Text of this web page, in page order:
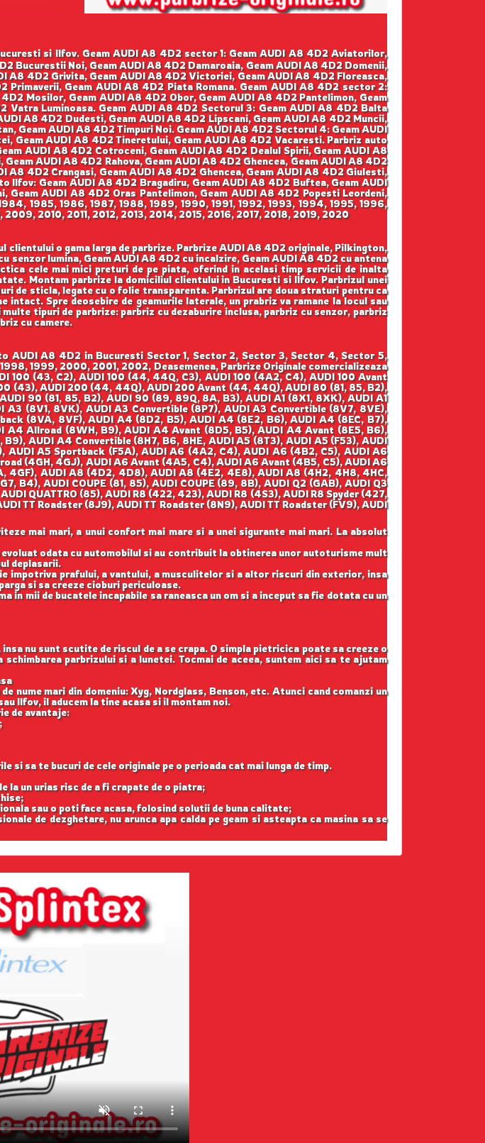
si Ilfov. Geam AUDI A8 4D2 sector 1: Geam AUDI A8 4D2 Aviatorilor,
Bucurestii Noi, Geam AUDI A8 4D2 Damaroaia, Geam AUDI A8 4D2 Domenii,
A8 4D2 Grivita, Geam AUDI A8 4D2 Victoriei, Geam AUDI A8 4D2 Floreasca,
Primaverii, Geam AUDI A8 4D2 Piata Romana. Geam AUDI A8 4D2 sector 2:
Mosilor, Geam AUDI A8 4D2 Obor, Geam AUDI A8 4D2 Pantelimon, Geam
Vatra Luminoasa. Geam AUDI A8 4D2 Sectorul 3: Geam AUDI A8 4D2 Balta
A8 4D2 Dudesti, Geam AUDI A8 4D2 Lipscani, Geam AUDI A8 4D2 Muncii,
Geam AUDI A8 4D2 Timpuri Noi. Geam AUDI A8 4D2 Sectorul 4: Geam AUDI
Geam AUDI A8 4D2 Tineretului, Geam AUDI A8 4D2 Vacaresti. Parbriz auto
AUDI A8 4D2 Cotroceni, Geam AUDI A8 4D2 Dealul Spirii, Geam AUDI A8
AUDI A8 4D2 Rahova, Geam AUDI A8 4D2 Ghencea, Geam AUDI A8 4D2
4D2 Crangasi, Geam AUDI A8 4D2 Ghencea, Geam AUDI A8 4D2 Giulesti,
Ilfov: Geam AUDI A8 4D2 Bragadiru, Geam AUDI A8 4D2 Buftea, Geam AUDI
AUDI A8 4D2 Oras Pantelimon, Geam AUDI A8 4D2 Popesti Leordeni,
1985, 1986, 1987, 1988, 1989, 1990, 1991, 1992, 1993, 1994, 1995, 1996,
2010, 2011, 2012, 2013, 2014, 2015, 2016, 2017, 2018, 2019, 2020
clientului o gama larga de parbrize. Parbrize AUDI A8 4D2 originale, Pilkington,
senzor lumina, Geam AUDI A8 4D2 cu incalzire, Geam AUDI A8 4D2 cu antena
cele mai mici preturi de pe piata, oferind in acelasi timp servicii de inalta
Montam parbrize la domiciliul clientului in Bucuresti si Ilfov. Parbrizul unei
de sticla, legate cu o folie transparenta. Parbrizul are doua straturi pentru ca
Spre deosebire de geamurile laterale, un prabriz va ramane la locul sau
tipuri de parbrize: parbriz cu dezaburire inclusa, parbriz cu senzor, parbriz
cu camere.
AUDI A8 4D2 in Bucuresti Sector 1, Sector 2, Sector 3, Sector 4, Sector 5,
1999, 2000, 2001, 2002, Deasemenea, Parbrize Originale comercializeaza
100 (43, C2), AUDI 100 (44, 44Q, C3), AUDI 100 (4A2, C4), AUDI 100 Avant
(43), AUDI 200 (44, 44Q), AUDI 200 Avant (44, 44Q), AUDI 80 (81, 85, B2),
90 (81, 85, B2), AUDI 90 (89, 89Q, 8A, B3), AUDI A1 (8X1, 8XK), AUDI A1
(8V1, 8VK), AUDI A3 Convertible (8P7), AUDI A3 Convertible (8V7, 8VE),
(8VA, 8VF), AUDI A4 (8D2, B5), AUDI A4 (8E2, B6), AUDI A4 (8EC, B7),
Allroad (8WH, B9), AUDI A4 Avant (8D5, B5), AUDI A4 Avant (8E5, B6),
AUDI A4 Convertible (8H7, B6, 8HE, AUDI A5 (8T3), AUDI A5 (F53), AUDI
A5 Sportback (F5A), AUDI A6 (4A2, C4), AUDI A6 (4B2, C5), AUDI A6
(4GH, 4GJ), AUDI A6 Avant (4A5, C4), AUDI A6 Avant (4B5, C5), AUDI A6
4GF), AUDI A8 (4D2, 4D8), AUDI A8 (4E2, 4E8), AUDI A8 (4H2, 4H8, 4HC,
B4), AUDI COUPE (81, 85), AUDI COUPE (89, 8B), AUDI Q2 (GAB), AUDI Q3
QUATTRO (85), AUDI R8 (422, 423), AUDI R8 (4S3), AUDI R8 Spyder (427,
TT Roadster (8J9), AUDI TT Roadster (8N9), AUDI TT Roadster (FV9), AUDI
mai mari, a unui confort mai mare si a unei sigurante mai mari. La absolut
odata cu automobilul si au contribuit la obtinerea unor autoturisme mult
deplasarii.
impotriva prafului, a vantului, a musculitelor si a altor riscuri din exterior, insa
si sa creeze cioburi periculoase.
mii de bucatele incapabile sa raneasca un om si a inceput sa fie dotata cu un
nu sunt scutite de riscul de a se crapa. O simpla pietricica poate sa creeze o
parbrizului si a lunetei. Tocmai de aceea, suntem aici sa te ajutam
nume mari din domeniu: Xyg, Nordglass, Benson, etc. Atunci cand comanzi un
Ilfov, il aducem la tine acasa si il montam noi.
de avantaje:
si sa te bucuri de cele originale pe o perioada cat mai lunga de timp.
la un urias risc de a fi crapate de o piatra;
sau o poti face acasa, folosind solutii de buna calitate;
de dezghetare, nu arunca apa calda pe geam si asteapta ca masina sa se